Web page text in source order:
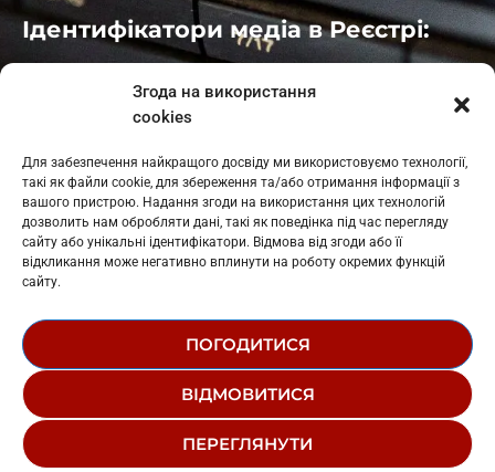
Згода на використання
cookies
Для забезпечення найкращого досвіду ми використовуємо технології,
такі як файли cookie, для збереження та/або отримання інформації з
вашого пристрою. Надання згоди на використання цих технологій
дозволить нам обробляти дані, такі як поведінка під час перегляду
сайту або унікальні ідентифікатори. Відмова від згоди або її
відкликання може негативно вплинути на роботу окремих функцій
сайту.
ПОГОДИТИСЯ
ВІДМОВИТИСЯ
ПЕРЕГЛЯНУТИ
Ідентифікатори медіа в Реєстрі:
: L11-01410
: L11-01801
Косів: L11-01805
Гарасимів: L11-02274
© 1995-2026 РК «ЗАХІДНИЙ ПОЛЮС»
РЕДАКЦІЙНИЙ СТАТУТ
СТРУКТУРА ВЛАСНОСТІ